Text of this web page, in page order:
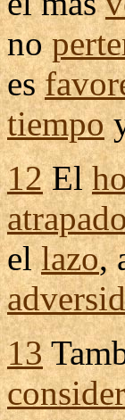
no
es
tiempo
12El
ellazo,
13